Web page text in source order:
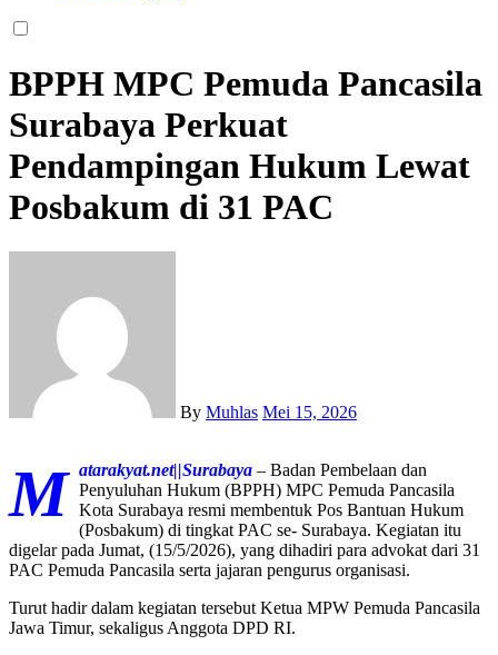
BPPH MPC Pemuda Pancasila
Surabaya Perkuat
Pendampingan Hukum Lewat
Posbakum di 31 PAC
By Muhlas Mei 15, 2026
M atarakyat.net||Surabaya – Badan Pembelaan dan
Penyuluhan Hukum (BPPH) MPC Pemuda Pancasila
Kota Surabaya resmi membentuk Pos Bantuan Hukum
(Posbakum) di tingkat PAC se- Surabaya. Kegiatan itu
digelar pada Jumat, (15/5/2026), yang dihadiri para advokat dari 31
PAC Pemuda Pancasila serta jajaran pengurus organisasi.
Turut hadir dalam kegiatan tersebut Ketua MPW Pemuda Pancasila
Jawa Timur, sekaligus Anggota DPD RI.